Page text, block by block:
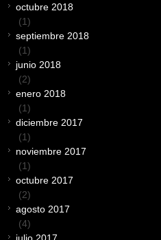
octubre 2018
(1)
septiembre 2018
(1)
junio 2018
(2)
enero 2018
(1)
diciembre 2017
(1)
noviembre 2017
(1)
octubre 2017
(2)
agosto 2017
(4)
julio 2017